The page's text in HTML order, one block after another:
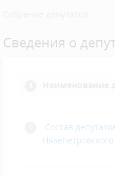
Сведения о
Состав